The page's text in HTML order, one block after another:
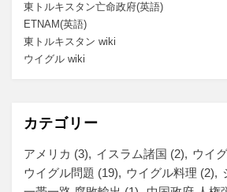
東トルキスタン亡命政府(英語)
ETNAM(英語)
東トルキスタン wiki
ウイグル wiki
カテゴリー
アメリカ (3) イスラム諸国 (2) ウイ
ウイグル問題 (19) ウイグル料理 (2)